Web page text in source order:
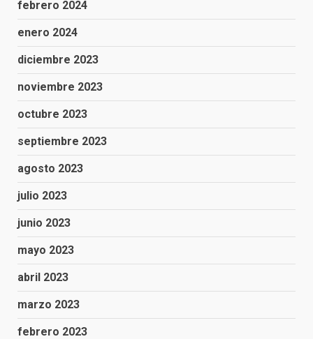
febrero 2024
enero 2024
diciembre 2023
noviembre 2023
octubre 2023
septiembre 2023
agosto 2023
julio 2023
junio 2023
mayo 2023
abril 2023
marzo 2023
febrero 2023